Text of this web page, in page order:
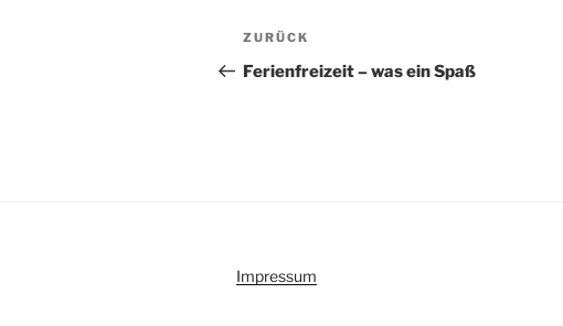
Beitragsnavigation
Vorheriger
Beitrag
ZURÜCK
Ferienfreizeit – was ein Spaß
Impressum